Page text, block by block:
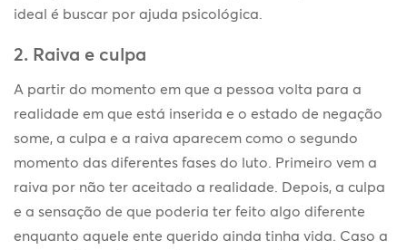
ideal é buscar por ajuda psicológica.
2. Raiva e culpa
A partir do momento em que a pessoa volta para a
realidade em que está inserida e o estado de negação
some, a culpa e a raiva aparecem como o segundo
momento das diferentes fases do luto. Primeiro vem a
raiva por não ter aceitado a realidade. Depois, a culpa
e a sensação de que poderia ter feito algo diferente
enquanto aquele ente querido ainda tinha vida. Caso a